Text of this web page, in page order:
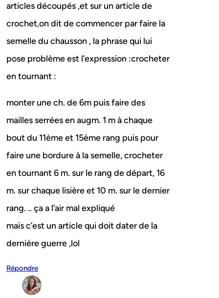
articles découpés ,et sur un article de
crochet,on dit de commencer par faire la
semelle du chausson , la phrase qui lui
pose problème est l’expression :crocheter
en tournant :
monter une ch. de 6m puis faire des
mailles serrées en augm. 1 m à chaque
bout du 11ème et 15ème rang puis pour
faire une bordure à la semelle, crocheter
en tournant 6 m. sur le rang de départ, 16
m. sur chaque lisière et 10 m. sur le dernier
rang. .. ça a l’air mal expliqué
mais c’est un article qui doit dater de la
dernière guerre ,lol
Répondre